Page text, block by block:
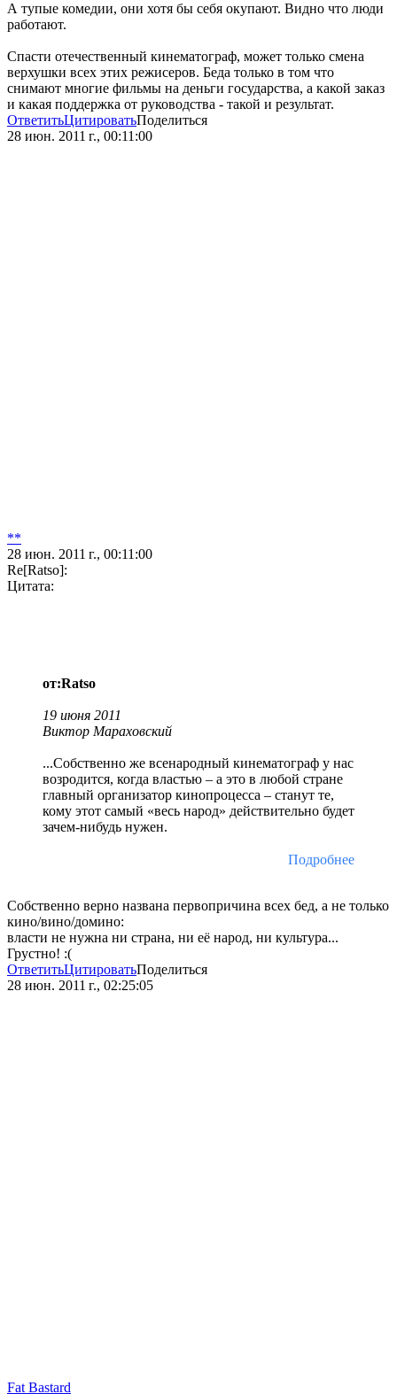
А тупые комедии, они хотя бы себя окупают. Видно что люди
работают.
Спасти отечественный кинематограф, может только смена
верхушки всех этих режисеров. Беда только в том что
снимают многие фильмы на деньги государства, а какой заказ
и какая поддержка от руководства - такой и результат.
ОтветитьЦитироватьПоделиться
28 июн. 2011 г., 00:11:00
**
28 июн. 2011 г., 00:11:00
Re[Ratso]:
Цитата:
от:Ratso
19 июня 2011
Виктор Мараховский
...Собственно же всенародный кинематограф у нас
возродится, когда властью – а это в любой стране
главный организатор кинопроцесса – станут те,
кому этот самый «весь народ» действительно будет
зачем-нибудь нужен.
Подробнее
Собственно верно названа первопричина всех бед, а не только
кино/вино/домино:
власти не нужна ни страна, ни её народ, ни культура...
Грустно! :(
ОтветитьЦитироватьПоделиться
28 июн. 2011 г., 02:25:05
Fat Bastard